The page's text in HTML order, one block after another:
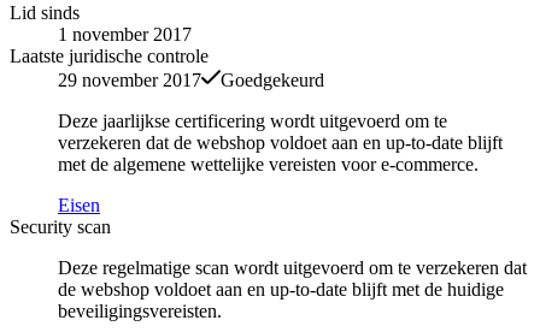
Lid sinds
1 november 2017
Laatste juridische controle
29 november 2017
Goedgekeurd
Deze jaarlijkse certificering wordt uitgevoerd om te
verzekeren dat de webshop voldoet aan en up-to-date blijft
met de algemene wettelijke vereisten voor e-commerce.
Eisen
Security scan
Deze regelmatige scan wordt uitgevoerd om te verzekeren dat
de webshop voldoet aan en up-to-date blijft met de huidige
beveiligingsvereisten.